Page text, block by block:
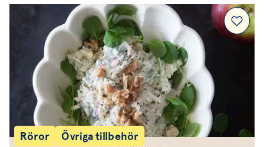
Röror Övriga tillbehör